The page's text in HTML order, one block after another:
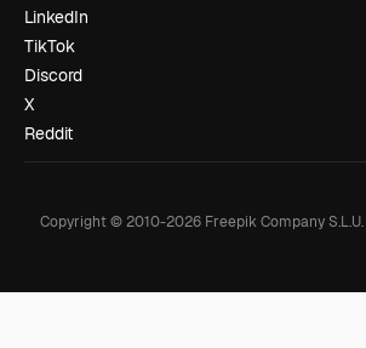
LinkedIn
TikTok
Discord
X
Reddit
Copyright © 2010-2026Freepik Company S.L.U.